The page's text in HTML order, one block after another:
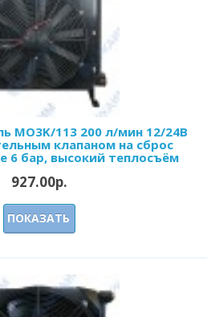
МО3K/113 200 л/мин 12/24В
клапаном на сброс
6 бар, высокий теплосъём
927.00р.
ПОКАЗАТЬ